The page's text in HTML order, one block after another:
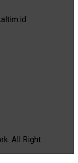
All Right